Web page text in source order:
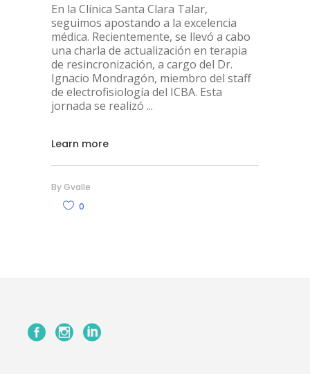
En la Clínica Santa Clara Talar,
seguimos apostando a la excelencia
médica. Recientemente, se llevó a cabo
una charla de actualización en terapia
de resincronización, a cargo del Dr.
Ignacio Mondragón, miembro del staff
de electrofisiología del ICBA. Esta
jornada se realizó
Learn more
By Gvalle
0